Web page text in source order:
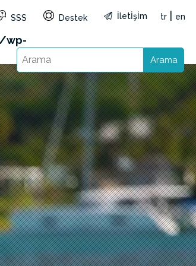
Failed to open stream: HTTP
wp-
SSS Destek İletİşİm tr en
Arama